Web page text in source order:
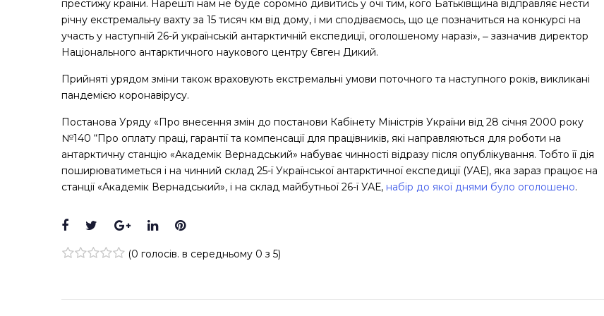
престижу країни. Нарешті нам не буде соромно дивитись у очі тим, кого Батьківщина відправляє нести
річну екстремальну вахту за 15 тисяч км від дому, і ми сподіваємось, що це позначиться на конкурсі на
участь у наступній 26-й українській антарктичній експедиції, оголошеному наразі», ‒ зазначив директор
Національного антарктичного наукового центру Євген Дикий.
Прийняті урядом зміни також враховують екстремальні умови поточного та наступного років, викликані
пандемією коронавірусу.
Постанова Уряду «Про внесення змін до постанови Кабінету Міністрів України від 28 січня 2000 року
№140 “Про оплату праці, гарантії та компенсації для працівників, які направляються для роботи на
антарктичну станцію «Академік Вернадський» набуває чинності відразу після опублікування. Тобто її дія
поширюватиметься і на чинний склад 25-ї Української антарктичної експедиції (УАЕ), яка зараз працює на
станції «Академік Вернадський», і на склад майбутньої 26-ї УАЕ, набір до якої днями було оголошено.
Facebook
TwitterGoogle+
LinkedInPinterest
(0 голосів. в середньому 0 з 5)